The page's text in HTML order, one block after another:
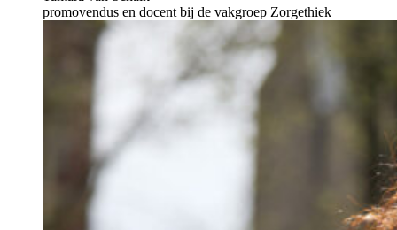
promovendus en docent bij de vakgroep Zorgethiek